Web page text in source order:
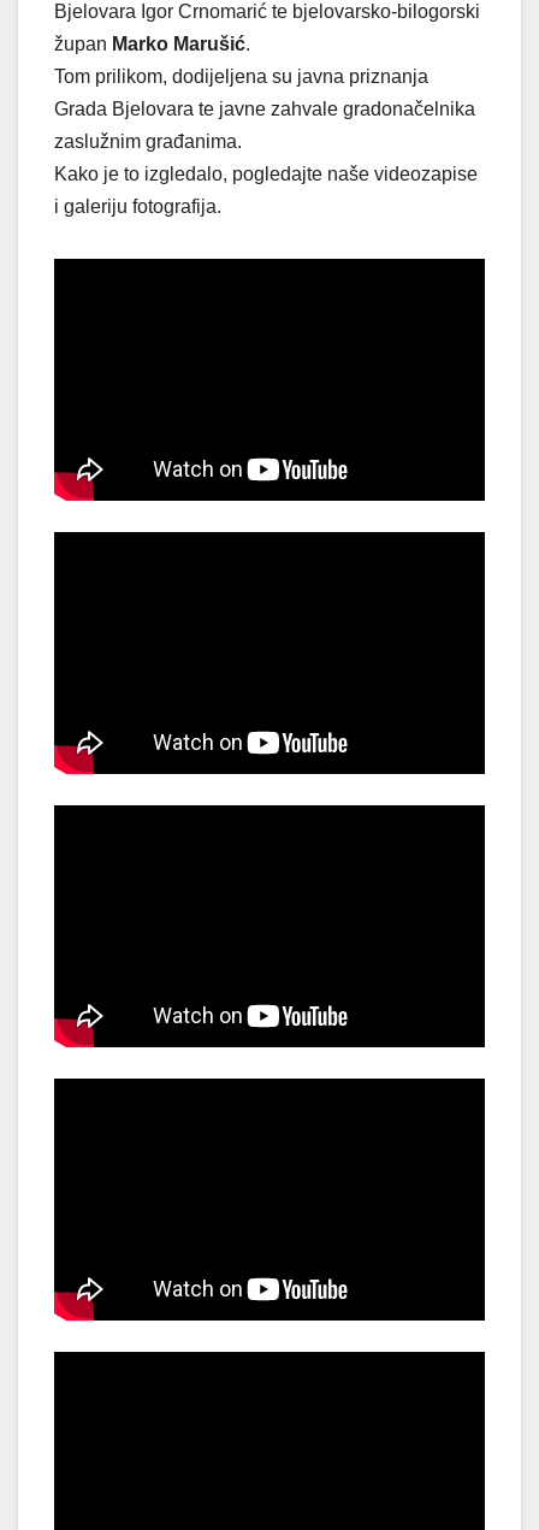
Bjelovara Igor Crnomarić te bjelovarsko-bilogorski
župan Marko Marušić.
Tom prilikom, dodijeljena su javna priznanja
Grada Bjelovara te javne zahvale gradonačelnika
zaslužnim građanima.
Kako je to izgledalo, pogledajte naše videozapise
i galeriju fotografija.